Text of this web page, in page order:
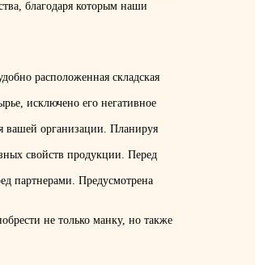
благодаря которым наши
расположенная складская
исключено его негативное
вашей организации. Планируя
свойств продукции. Перед
партнерами. Предусмотрена
не только манку, но также